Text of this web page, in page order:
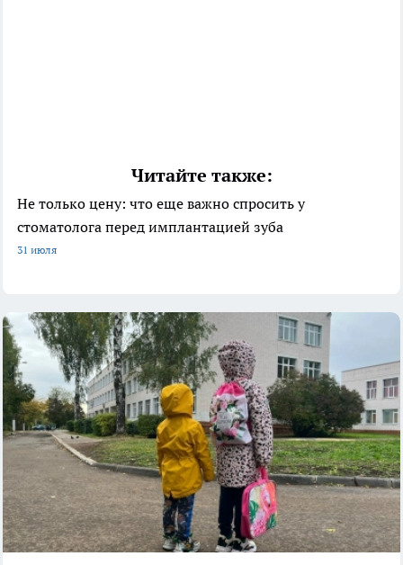
Читайте также:
Не только цену: что еще важно спросить у
стоматолога перед имплантацией зуба
31 июля